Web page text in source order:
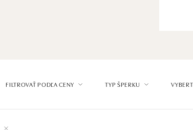
FILTROVAŤ PODĽA CENY TYP ŠPERKU